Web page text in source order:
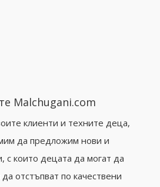
Malchugani.com
клиенти и техните деца,
да предложим нови и
с които децата да могат да
отстъпват по качествени